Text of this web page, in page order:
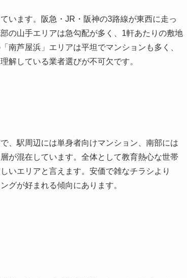
います。阪急・JR・阪神の3路線が東西に走っ
の山手エリアは急勾配が多く、1軒あたりの敷地
南芦屋浜」エリアは平坦でマンションも多く、
解している業者選びが不可欠です。
、駅周辺には単身者向けマンション、南部には
が混在しています。全体として教育熱心な世帯
いエリアと言えます。安価で雑なチラシより
グが好まれる傾向にあります。